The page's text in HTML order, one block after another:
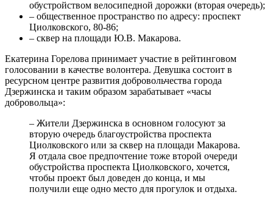
обустройством велосипедной дорожки (вторая очередь);
– общественное пространство по адресу: проспект
Циолковского, 80-86;
– сквер на площади Ю.В. Макарова.
Екатерина Горелова принимает участие в рейтинговом
голосовании в качестве волонтера. Девушка состоит в
ресурсном центре развития добровольчества города
Дзержинска и таким образом зарабатывает «часы
добровольца»:
– Жители Дзержинска в основном голосуют за
вторую очередь благоустройства проспекта
Циолковского или за сквер на площади Макарова.
Я отдала свое предпочтение тоже второй очереди
обустройства проспекта Циолковского, хочется,
чтобы проект был доведен до конца, и мы
получили еще одно место для прогулок и отдыха.